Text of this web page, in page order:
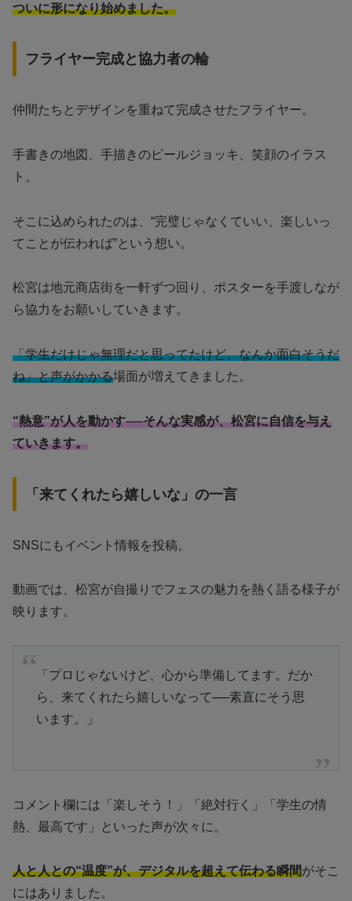
ついに形になり始めました。
フライヤー完成と協力者の輪
仲間たちとデザインを重ねて完成させたフライヤー。
手書きの地図、手描きのビールジョッキ、笑顔のイラス
ト。
そこに込められたのは、“完璧じゃなくていい、楽しいっ
てことが伝われば”という想い。
松宮は地元商店街を一軒ずつ回り、ポスターを手渡しなが
ら協力をお願いしていきます。
「学生だけじゃ無理だと思ってたけど、なんか面白そうだ
ね」と声がかかる場面が増えてきました。
“熱意”が人を動かす──そんな実感が、松宮に自信を与え
ていきます。
「来てくれたら嬉しいな」の一言
SNSにもイベント情報を投稿。
動画では、松宮が自撮りでフェスの魅力を熱く語る様子が
映ります。
「プロじゃないけど、心から準備してます。だか
ら、来てくれたら嬉しいなって──素直にそう思
います。」
コメント欄には「楽しそう！」「絶対行く」「学生の情
熱、最高です」といった声が次々に。
人と人との“温度”が、デジタルを超えて伝わる瞬間がそこ
にはありました。